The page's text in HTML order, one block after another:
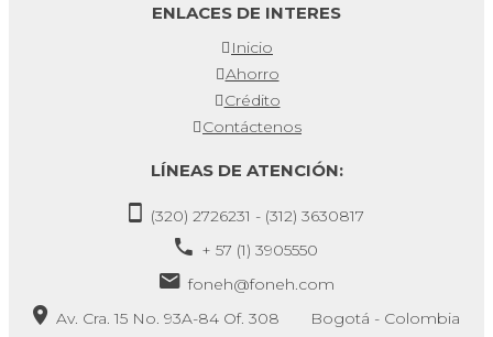
ENLACES DE INTERES
Inicio
Ahorro
Crédito
Contáctenos
LÍNEAS DE ATENCIÓN:
(320) 2726231 - (312) 3630817
+ 57 (1) 3905550
foneh@foneh.com
Av. Cra. 15 No. 93A-84 Of. 308 Bogotá - Colombia